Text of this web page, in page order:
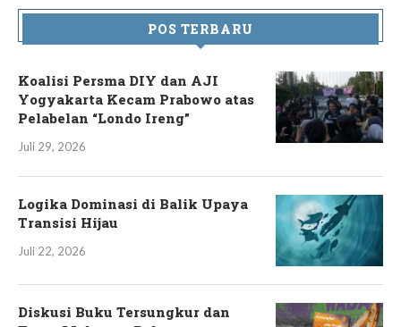
POS TERBARU
Koalisi Persma DIY dan AJI
Yogyakarta Kecam Prabowo atas
Pelabelan “Londo Ireng”
Juli 29, 2026
Logika Dominasi di Balik Upaya
Transisi Hijau
Juli 22, 2026
Diskusi Buku Tersungkur dan